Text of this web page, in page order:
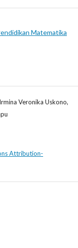
Matematika
Veronika Uskono,
Attribution-